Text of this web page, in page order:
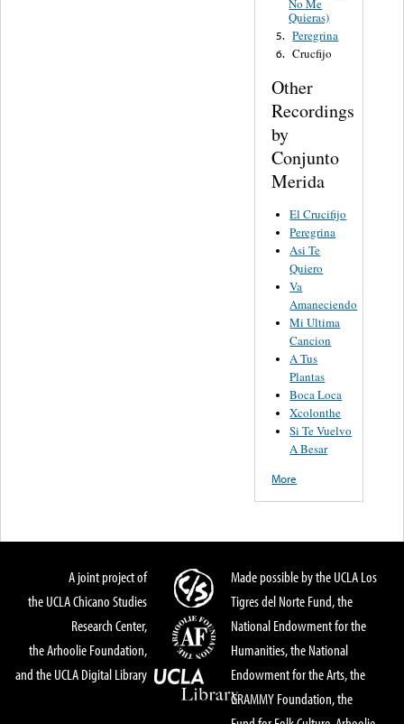
No Me
Quieras)
5. Peregrina
6. Crucfijo
Other
Recordings
by
Conjunto
Merida
El Crucifijo
Peregrina
Asi Te
Quiero
Va
Amaneciendo
Mi Ultima
Cancion
A Tus
Plantas
Boca Loca
Xcolonthe
Si Te Vuelvo
A Besar
More
A joint project of
the UCLA Chicano Studies
Research Center,
the Arhoolie Foundation,
and the UCLA Digital Library
Made possible by the UCLA Los
Tigres del Norte Fund, the
National Endowment for the
Humanities, the National
Endowment for the Arts, the
GRAMMY Foundation, the